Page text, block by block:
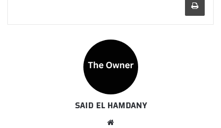
SAID EL HAMDANY